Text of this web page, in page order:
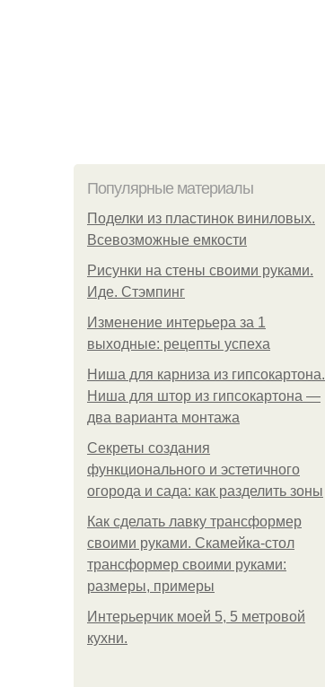
Популярные материалы
Поделки из пластинок виниловых.
Всевозможные емкости
Рисунки на стены своими руками.
Иде. Стэмпинг
Изменение интерьера за 1
выходные: рецепты успеха
Ниша для карниза из гипсокартона.
Ниша для штор из гипсокартона —
два варианта монтажа
Секреты создания
функционального и эстетичного
огорода и сада: как разделить зоны
Как сделать лавку трансформер
своими руками. Скамейка-стол
трансформер своими руками:
размеры, примеры
Интерьерчик моей 5, 5 метровой
кухни.